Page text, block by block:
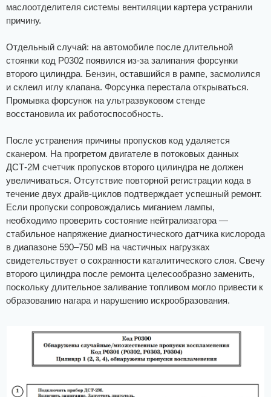
маслоотделителя системы вентиляции картера устранили
причину.
Отдельный случай: на автомобиле после длительной
стоянки код Р0302 появился из-за залипания форсунки
второго цилиндра. Бензин, оставшийся в рампе, засмолился
и склеил иглу клапана. Форсунка перестала открываться.
Промывка форсунок на ультразвуковом стенде
восстановила их работоспособность.
После устранения причины пропусков код удаляется
сканером. На прогретом двигателе в потоковых данных
ДСТ-2М счетчик пропусков второго цилиндра не должен
увеличиваться. Отсутствие повторной регистрации кода в
течение двух драйв-циклов подтверждает успешный ремонт.
Если пропуски сопровождались миганием лампы,
необходимо проверить состояние нейтрализатора —
стабильное напряжение диагностического датчика кислорода
в диапазоне 590–750 мВ на частичных нагрузках
свидетельствует о сохранности каталитического слоя. Свечу
второго цилиндра после ремонта целесообразно заменить,
поскольку длительное заливание топливом могло привести к
образованию нагара и нарушению искрообразования.